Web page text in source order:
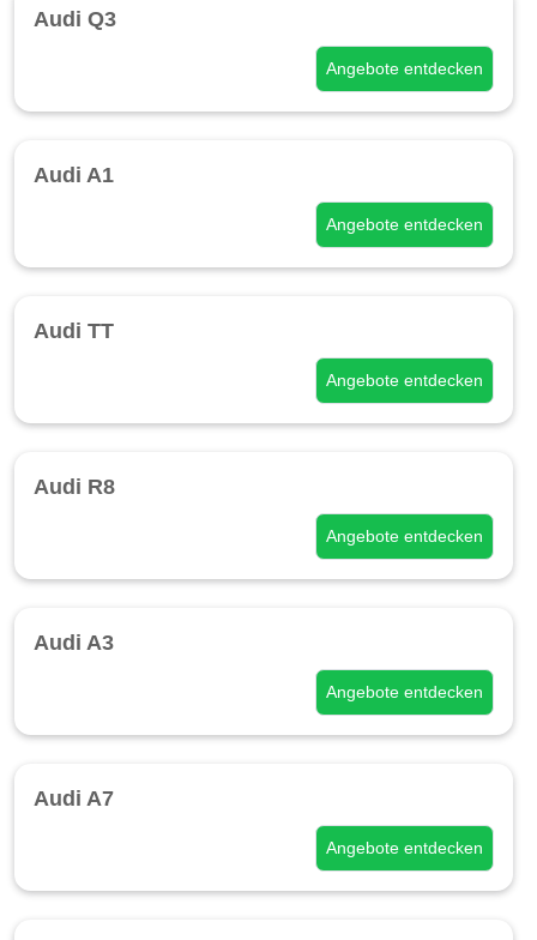
Audi Q3
Angebote entdecken
Audi A1
Angebote entdecken
Audi TT
Angebote entdecken
Audi R8
Angebote entdecken
Audi A3
Angebote entdecken
Audi A7
Angebote entdecken